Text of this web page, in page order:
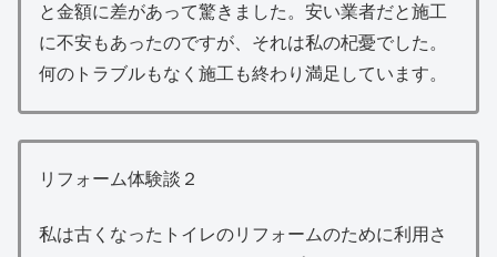
と金額に差があって驚きました。安い業者だと施工
に不安もあったのですが、それは私の杞憂でした。
何のトラブルもなく施工も終わり満足しています。
リフォーム体験談２
私は古くなったトイレのリフォームのために利用さ